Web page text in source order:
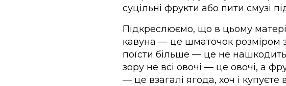
суцільні фрукти або пити смузі
Підкреслюємо, що в цьому
кавуна — це шматочок розміром
поїсти більше — це не
зору не всі овочі — це овочі, а
— це взагалі ягода, хоч і купуєте